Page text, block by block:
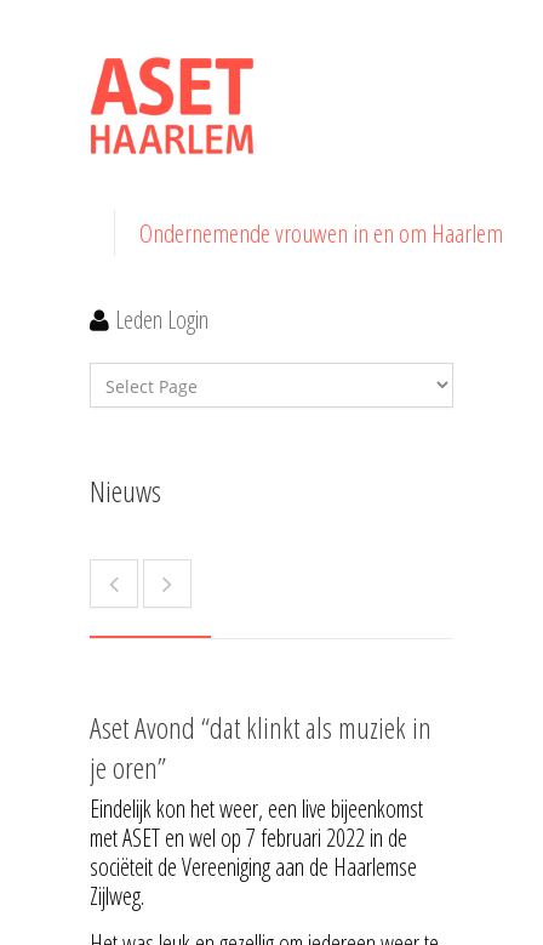
Ondernemende vrouwen in en om Haarlem
Leden Login
Nieuws
Aset Avond “dat klinkt als muziek in
je oren”
Eindelijk kon het weer, een live bijeenkomst
met ASET en wel op 7 februari 2022 in de
sociëteit de Vereeniging aan de Haarlemse
Zijlweg.